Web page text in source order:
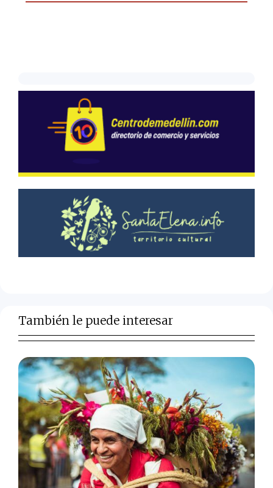
También le puede interesar